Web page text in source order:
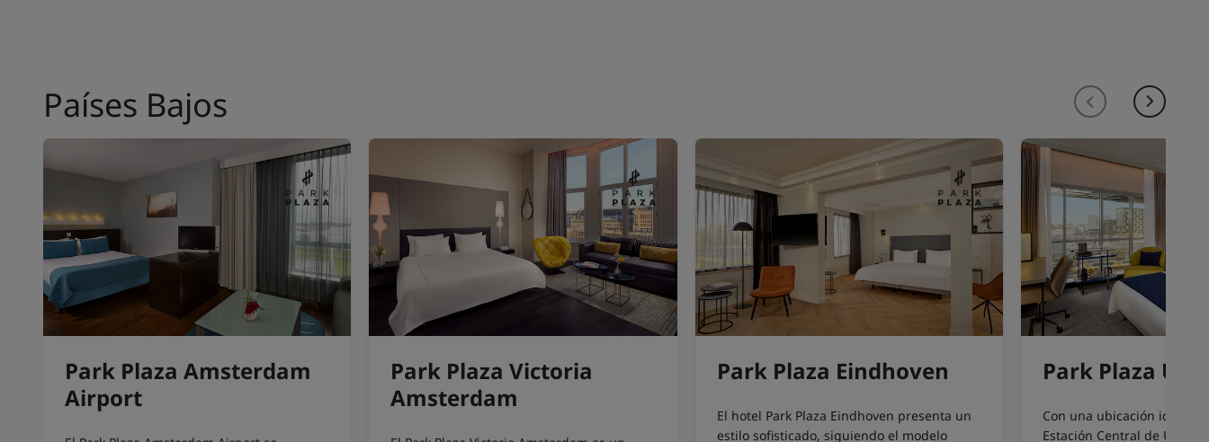
Países Bajos
Park Plaza Amsterdam
Airport
Park Plaza Victoria
Amsterdam
Park Plaza Eindhoven
El hotel Park Plaza Eindhoven presenta un
estilo sofisticado, siguiendo el modelo
Park Plaza
Con una ubicación ideal
Estación Central de